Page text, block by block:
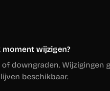
moment wijzigen?
downgraden. Wijzigingen
beschikbaar.